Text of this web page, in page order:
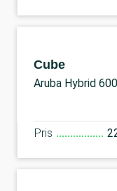
Cube
Aruba Hybrid 600
Pris